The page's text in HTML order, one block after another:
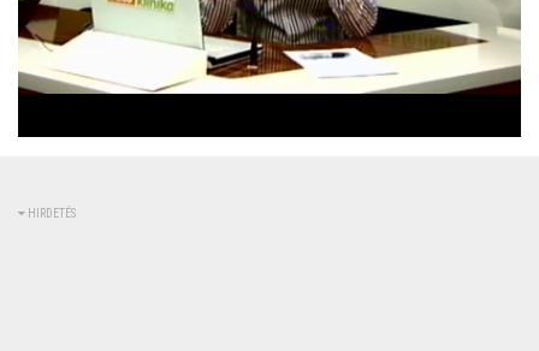
kikapcsolva
0%
0%
HIRDETÉS